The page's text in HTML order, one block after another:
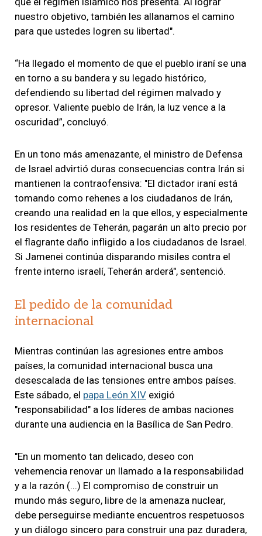
nuestro objetivo, también les allanamos el camino
para que ustedes logren su libertad".
“Ha llegado el momento de que el pueblo iraní se una
en torno a su bandera y su legado histórico,
defendiendo su libertad del régimen malvado y
opresor. Valiente pueblo de Irán, la luz vence a la
oscuridad”, concluyó.
En un tono más amenazante, el ministro de Defensa
de Israel advirtió duras consecuencias contra Irán si
mantienen la contraofensiva: "El dictador iraní está
tomando como rehenes a los ciudadanos de Irán,
creando una realidad en la que ellos, y especialmente
los residentes de Teherán, pagarán un alto precio por
el flagrante daño infligido a los ciudadanos de Israel.
Si Jamenei continúa disparando misiles contra el
frente interno israelí, Teherán arderá", sentenció.
El pedido de la comunidad
internacional
Mientras continúan las agresiones entre ambos
países, la comunidad internacional busca una
desescalada de las tensiones entre ambos países.
Este sábado, el papa León XIV exigió
"responsabilidad" a los líderes de ambas naciones
durante una audiencia en la Basílica de San Pedro.
"En un momento tan delicado, deseo con
vehemencia renovar un llamado a la responsabilidad
y a la razón (...) El compromiso de construir un
mundo más seguro, libre de la amenaza nuclear,
debe perseguirse mediante encuentros respetuosos
y un diálogo sincero para construir una paz duradera,